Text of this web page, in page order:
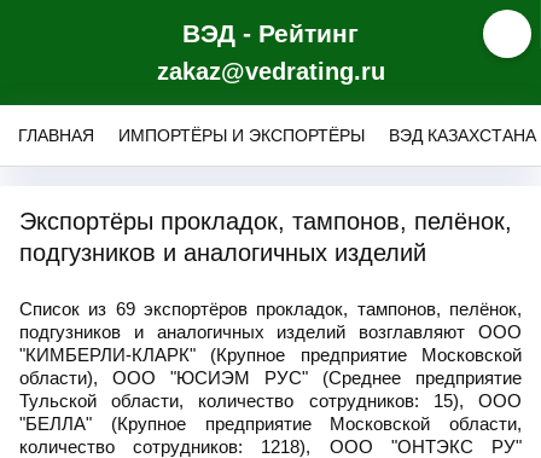
ВЭД - Рейтинг
zakaz@vedrating.ru
ГЛАВНАЯ ИМПОРТЁРЫ И ЭКСПОРТЁРЫ ВЭД КАЗАХСТАНА
Экспортёры прокладок, тампонов, пелёнок,
подгузников и аналогичных изделий
Список из 69 экспортёров прокладок, тампонов, пелёнок,
подгузников и аналогичных изделий возглавляют ООО
"КИМБЕРЛИ-КЛАРК" (Крупное предприятие Московской
области), ООО "ЮСИЭМ РУС" (Среднее предприятие
Тульской области, количество сотрудников: 15), ООО
"БЕЛЛА" (Крупное предприятие Московской области,
количество сотрудников: 1218), ООО "ОНТЭКС РУ"